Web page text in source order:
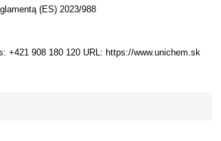
(ES) 2023/988
+421 908 180 120 URL: https://www.unichem.sk